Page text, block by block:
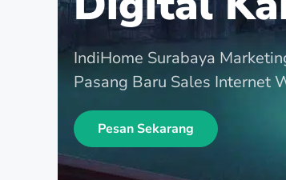
IndiHome Surabaya
Pasang Baru Sales Internet
Pesan Sekarang